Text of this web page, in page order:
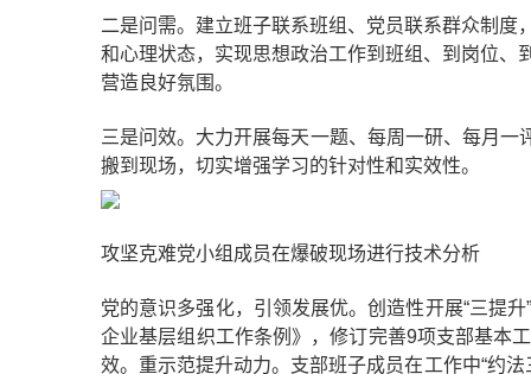
二是问需。建立班子联系班组、党员联系群众制
和心理状态，实现思想政治工作到班组、到岗位
营造良好氛围。
三是问效。大力开展每天一题、每周一研、每月一
搬到现场，切实增强学习的针对性和实效性。
攻坚克难党小组成员在爆破现场进行技术分析
党的意识多强化，引领发展优。创造性开展“三提
企业基层组织工作条例》，修订完善9项支部基本
效。重示范提升动力。支部班子成员在工作中“约